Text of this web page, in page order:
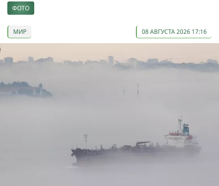
ФОТО
МИР 08 АВГУСТА 2026 17:16